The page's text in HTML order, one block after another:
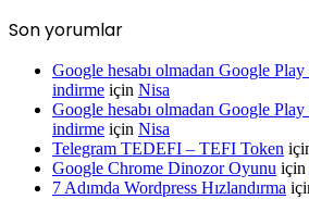
Son yorumlar
Google hesabı olmadan Google
indirme için Nisa
Google hesabı olmadan Google
indirme için Nisa
Telegram TEDEFI – TEFI Token
Google Chrome Dinozor Oyunu için
7 Adımda Wordpress Hızlandırma